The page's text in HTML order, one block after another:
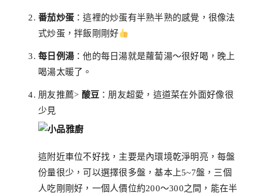
番茄炒蛋 ：這裡的炒蛋有半熟半熟的感覺，很像法
式炒蛋，拌飯剛剛好
每日例湯 ：他的每日湯就是蘿蔔湯～很好喝，晚上
喝湯太暖了。
朋友推薦> 酸豆 ：朋友超愛，這道菜在外面好像很
少見
這附近車位不好找，主要是內環境乾淨明亮，每盤
份量很少，可以選擇很多盤，基本上5~7盤，三個
人吃剛剛好，一個人價位約200～300之間，能在半